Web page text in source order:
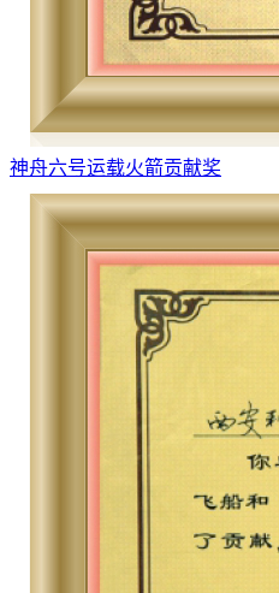
神舟六号运载火箭贡献奖